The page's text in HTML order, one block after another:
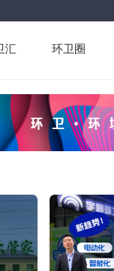
汇 环卫圈